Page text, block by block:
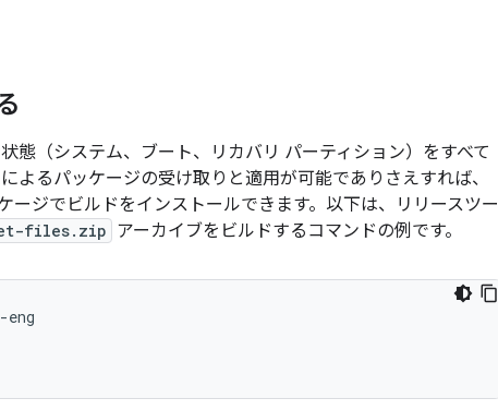
態（システム、ブート、リカバリ パーティション）をすべて
よるパッケージの受け取りと適用が可能でありさえすれば、
ージでビルドをインストールできます。以下は、リリースツー
files.zip アーカイブをビルドするコマンドの例です。